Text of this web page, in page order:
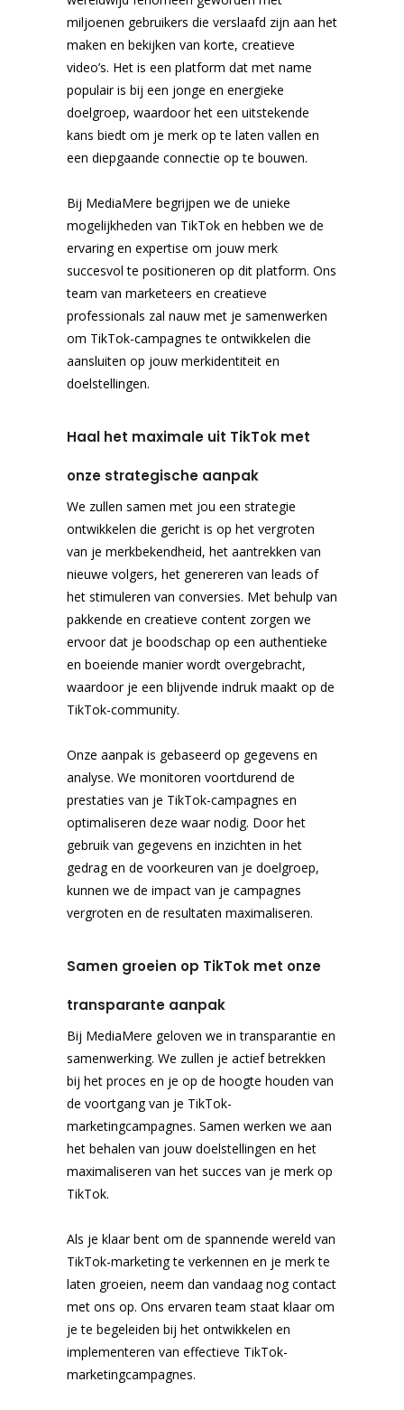
miljoenen gebruikers die verslaafd zijn aan het
maken en bekijken van korte, creatieve
video’s. Het is een platform dat met name
populair is bij een jonge en energieke
doelgroep, waardoor het een uitstekende
kans biedt om je merk op te laten vallen en
een diepgaande connectie op te bouwen.
Bij MediaMere begrijpen we de unieke
mogelijkheden van TikTok en hebben we de
ervaring en expertise om jouw merk
succesvol te positioneren op dit platform. Ons
team van marketeers en creatieve
professionals zal nauw met je samenwerken
om TikTok-campagnes te ontwikkelen die
aansluiten op jouw merkidentiteit en
doelstellingen.
Haal het maximale uit TikTok met
onze strategische aanpak
We zullen samen met jou een strategie
ontwikkelen die gericht is op het vergroten
van je merkbekendheid, het aantrekken van
nieuwe volgers, het genereren van leads of
het stimuleren van conversies. Met behulp van
pakkende en creatieve content zorgen we
ervoor dat je boodschap op een authentieke
en boeiende manier wordt overgebracht,
waardoor je een blijvende indruk maakt op de
TikTok-community.
Onze aanpak is gebaseerd op gegevens en
analyse. We monitoren voortdurend de
prestaties van je TikTok-campagnes en
optimaliseren deze waar nodig. Door het
gebruik van gegevens en inzichten in het
gedrag en de voorkeuren van je doelgroep,
kunnen we de impact van je campagnes
vergroten en de resultaten maximaliseren.
Samen groeien op TikTok met onze
transparante aanpak
Bij MediaMere geloven we in transparantie en
samenwerking. We zullen je actief betrekken
bij het proces en je op de hoogte houden van
de voortgang van je TikTok-
marketingcampagnes. Samen werken we aan
het behalen van jouw doelstellingen en het
maximaliseren van het succes van je merk op
TikTok.
Als je klaar bent om de spannende wereld van
TikTok-marketing te verkennen en je merk te
laten groeien, neem dan vandaag nog contact
met ons op. Ons ervaren team staat klaar om
je te begeleiden bij het ontwikkelen en
implementeren van effectieve TikTok-
marketingcampagnes.